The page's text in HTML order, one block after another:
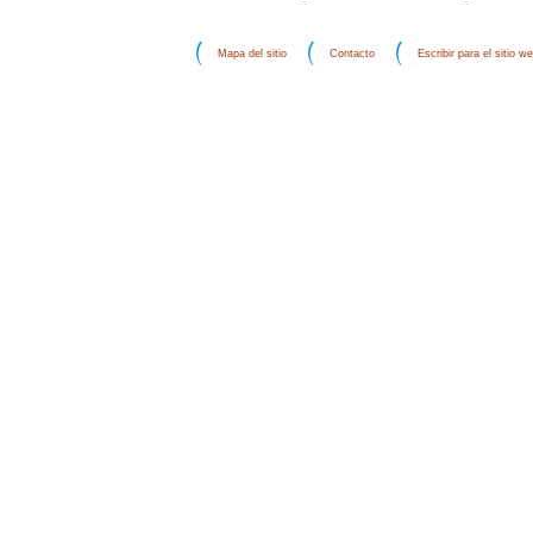
Mapa del sitio Contacto Escribir para el sitio